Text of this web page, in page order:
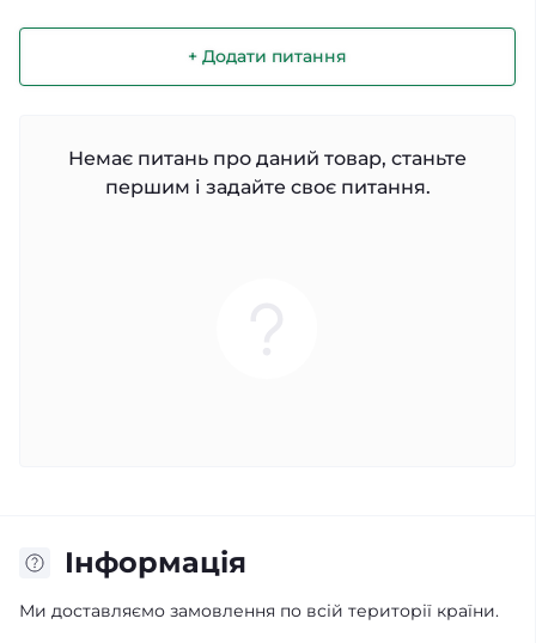
+ Додати питання
Немає питань про даний товар, станьте
першим і задайте своє питання.
Iнформація
Ми доставляємо замовлення по всій території країни.